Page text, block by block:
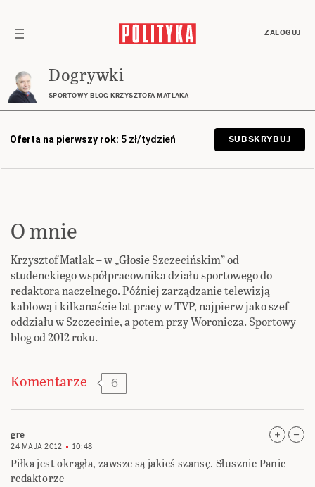
ZALOGUJ
Dogrywki
SPORTOWY BLOG KRZYSZTOFA MATLAKA
Oferta na pierwszy rok: 5 zł/tydzień SUBSKRYBUJ
O mnie
Krzysztof Matlak – w „Głosie Szczecińskim” od
studenckiego współpracownika działu sportowego do
redaktora naczelnego. Później zarządzanie telewizją
kablową i kilkanaście lat pracy w TVP, najpierw jako szef
oddziału w Szczecinie, a potem przy Woronicza. Sportowy
blog od 2012 roku.
Komentarze 6
gre
24 MAJA 2012 10:48
Piłka jest okrągła, zawsze są jakieś szansę. Słusznie Panie
redaktorze